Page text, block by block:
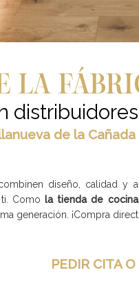
LA
distribuidores
de la
diseño, calidad
Como la tienda de
generación. ¡Compra
PEDIR CITA